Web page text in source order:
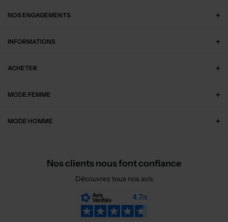
NOS ENGAGEMENTS
INFORMATIONS
ACHETER
MODE FEMME
MODE HOMME
Nos clients nous font confiance
Découvrez tous nos avis